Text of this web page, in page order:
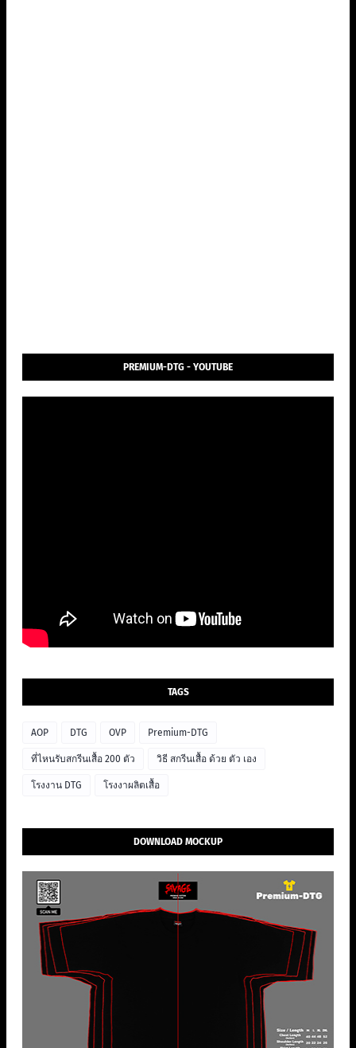
PREMIUM-DTG - YOUTUBE
TAGS
AOP DTG OVP Premium-DTG
ที่ไหนรับสกรีนเสื้อ 200 ตัว วิธี สกรีนเสื้อ ด้วย ตัว เอง
โรงงาน DTG โรงงาผลิตเสื้อ
DOWNLOAD MOCKUP